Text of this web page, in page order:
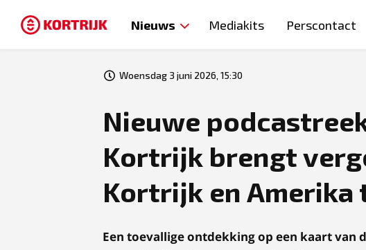
Nieuws Mediakits Perscontact
Woensdag 3 juni 2026, 15:30
Nieuwe
Kortrijk brengt
Kortrijk en Amerika
Een toevallige ontdekking op een kaart van